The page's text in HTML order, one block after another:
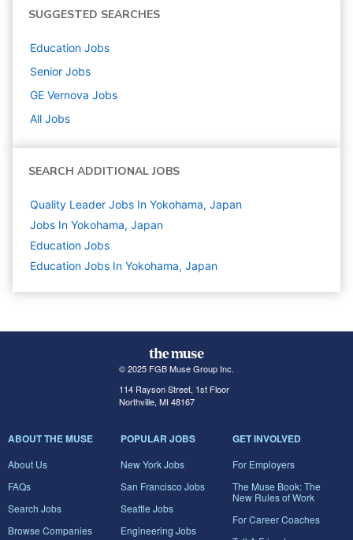
SUGGESTED SEARCHES
Education Jobs
Senior Jobs
GE Vernova Jobs
All Jobs
SEARCH ADDITIONAL JOBS
Quality Leader Jobs In Yokohama, Japan
Jobs In Yokohama, Japan
Education Jobs
Education Jobs In Yokohama, Japan
© 2025 FGB Muse Group Inc.
114 Rayson Street, 1st Floor
Northville, MI 48167
ABOUT THE MUSE
About Us
FAQs
Search Jobs
Browse Companies
POPULAR JOBS
New York Jobs
San Francisco Jobs
Seattle Jobs
Engineering Jobs
GET INVOLVED
For Employers
The Muse Book: The
New Rules of Work
For Career Coaches